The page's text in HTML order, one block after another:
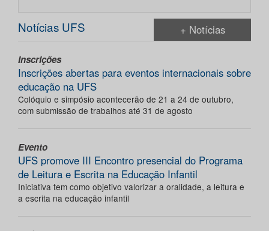
Notícias UFS + Notícias
Inscrições
Inscrições abertas para eventos internacionais sobre
educação na UFS
Colóquio e simpósio acontecerão de 21 a 24 de outubro,
com submissão de trabalhos até 31 de agosto
Evento
UFS promove III Encontro presencial do Programa
de Leitura e Escrita na Educação Infantil
Iniciativa tem como objetivo valorizar a oralidade, a leitura e
a escrita na educação infantil